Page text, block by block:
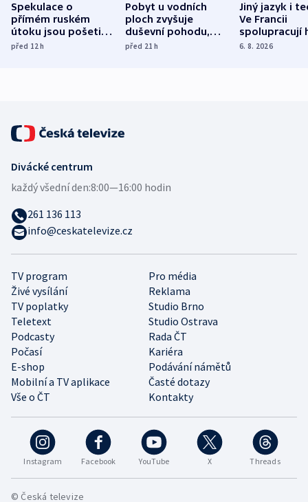
Spekulace o
přímém ruském
útoku jsou pošetilé,
míní estonský
před 12h
Pobyt u vodních
ploch zvyšuje
duševní pohodu,
ukázala
před 21h
Jiný jazyk i
Ve Francii
spolupracují
různých zemí
6. 8. 2026
Instagram Facebook YouTube X Threads
TV program
Pro média
Živé vysílání
Reklama
TV poplatky
Studio Brno
Teletext
Studio Ostrava
Podcasty
Rada ČT
Počasí
Kariéra
E-shop
Podávání námětů
Mobilní a TV aplikace
Časté dotazy
Vše o ČT
Kontakty
Divácké centrum
každý všední den:8:00—16:00 hodin
261 136 113
info@ceskatelevize.cz
© Česká televize